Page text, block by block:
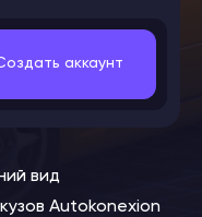
аккаунт
вид
Autokonexion